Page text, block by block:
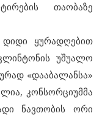
თაობაზე
ყურადღებით
უშუალო
«დააბალანსა»
კონსორციუმმა
ნავთობის ორი